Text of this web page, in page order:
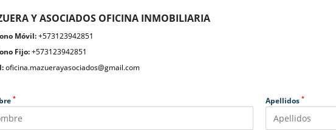
Y ASOCIADOS OFICINA INMOBILIARIA
Móvil:+573123942851
Fijo:+573123942851
oficina.mazuerayasociados@gmail.com
* Apellidos *